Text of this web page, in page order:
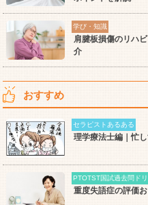
学び・知識
肩腱板損傷のリハ
介
おすすめ
セラピストあるある
理学療法士編｜忙
PTOTST国試過去問ド
重度失語症の評価